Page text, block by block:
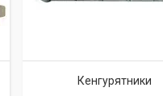
Кенгурятники